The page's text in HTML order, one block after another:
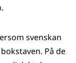
svenskan
På de